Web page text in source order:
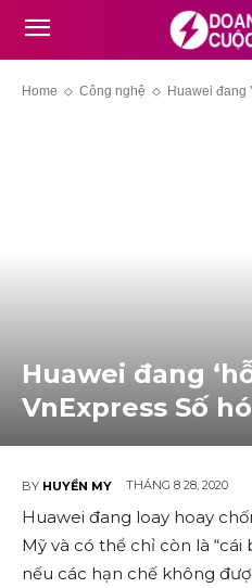
Home Công nghệ Huawei đang
Huawei đang
VnExpress Số
BY HUYỀN MY THÁNG 8 28, 2020
Huawei đang loay hoay
Mỹ và có thể chỉ còn là
nếu các hạn chế không